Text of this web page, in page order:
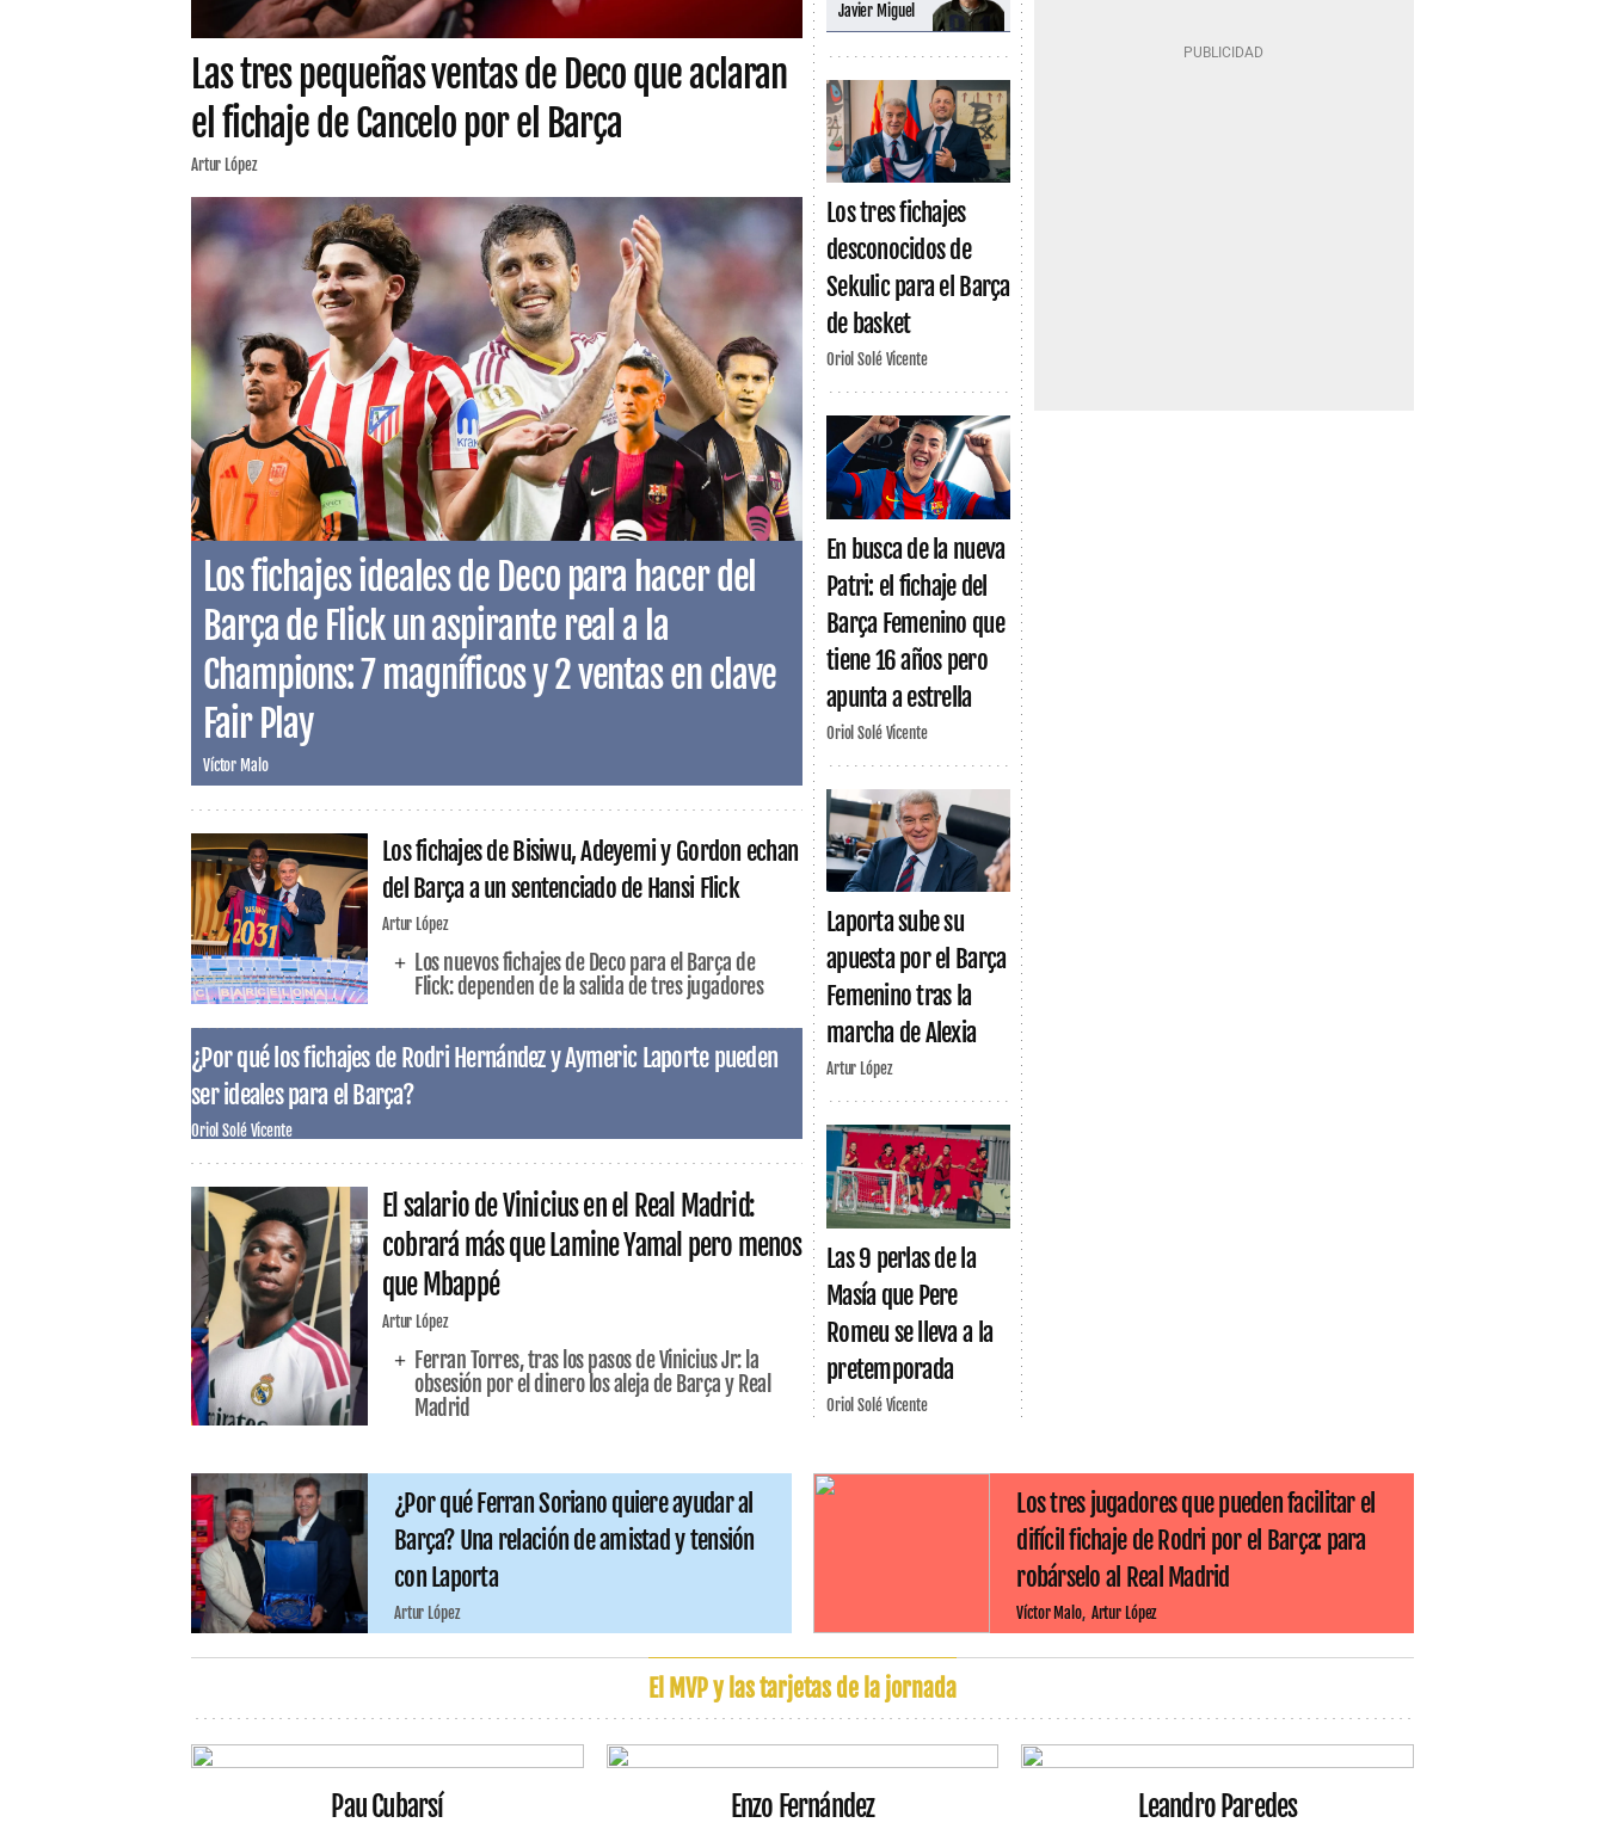
Las tres pequeñas ventas de Deco que aclaran
el fichaje de Cancelo por el Barça
Artur López
Los fichajes ideales de Deco para hacer del
Barça de Flick un aspirante real a la
Champions: 7 magníficos y 2 ventas en clave
Fair Play
Víctor Malo
Los fichajes de Bisiwu, Adeyemi y Gordon echan
del Barça a un sentenciado de Hansi Flick
Artur López
Los nuevos fichajes de Deco para el Barça de
Flick: dependen de la salida de tres jugadores
¿Por qué los fichajes de Rodri Hernández y Aymeric Laporte pueden
ser ideales para el Barça?
Oriol Solé Vicente
El salario de Vinicius en el Real Madrid:
cobrará más que Lamine Yamal pero menos
que Mbappé
Artur López
Ferran Torres, tras los pasos de Vinicius Jr: la
obsesión por el dinero los aleja de Barça y Real
Madrid
Javier Miguel
Los tres fichajes
desconocidos de
Sekulic para el Barça
de basket
Oriol Solé Vicente
En busca de la nueva
Patri: el fichaje del
Barça Femenino que
tiene 16 años pero
apunta a estrella
Oriol Solé Vicente
Laporta sube su
apuesta por el Barça
Femenino tras la
marcha de Alexia
Artur López
Las 9 perlas de la
Masía que Pere
Romeu se lleva a la
pretemporada
Oriol Solé Vicente
¿Por qué Ferran Soriano quiere ayudar al
Barça? Una relación de amistad y tensión
con Laporta
Artur López
Los tres jugadores que pueden facilitar el
difícil fichaje de Rodri por el Barça: para
robárselo al Real Madrid
Víctor Malo Artur López
El MVP y las tarjetas de la jornada
Pau Cubarsí Enzo Fernández Leandro Paredes